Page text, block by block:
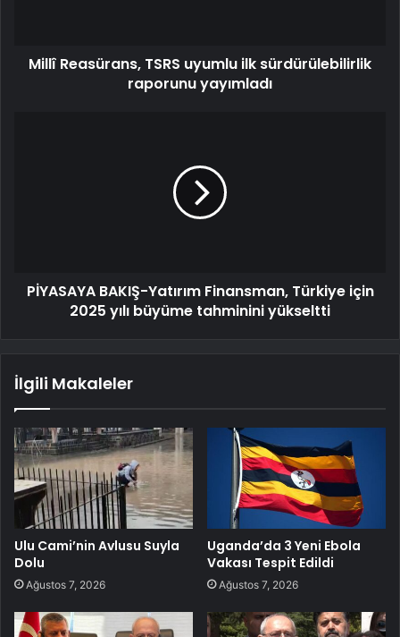
Millî Reasürans, TSRS uyumlu ilk sürdürülebilirlik
raporunu yayımladı
PİYASAYA BAKIŞ-Yatırım Finansman, Türkiye için
2025 yılı büyüme tahminini yükseltti
İlgili Makaleler
Ulu Cami’nin Avlusu Suyla
Dolu
Ağustos 7, 2026
Uganda’da 3 Yeni Ebola
Vakası Tespit Edildi
Ağustos 7, 2026